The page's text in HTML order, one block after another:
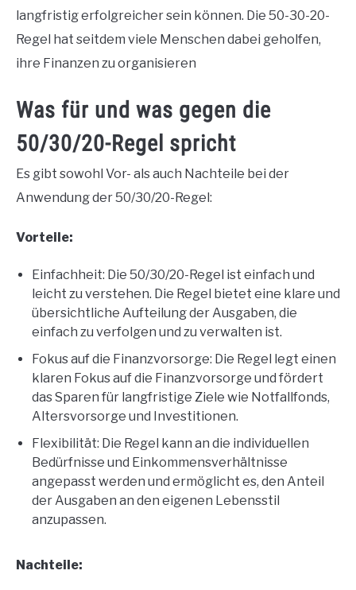
langfristig erfolgreicher sein können. Die 50-30-20-
Regel hat seitdem viele Menschen dabei geholfen,
ihre Finanzen zu organisieren
Was für und was gegen die
50/30/20-Regel spricht
Es gibt sowohl Vor- als auch Nachteile bei der
Anwendung der 50/30/20-Regel:
Vorteile:
Einfachheit: Die 50/30/20-Regel ist einfach und
leicht zu verstehen. Die Regel bietet eine klare und
übersichtliche Aufteilung der Ausgaben, die
einfach zu verfolgen und zu verwalten ist.
Fokus auf die Finanzvorsorge: Die Regel legt einen
klaren Fokus auf die Finanzvorsorge und fördert
das Sparen für langfristige Ziele wie Notfallfonds,
Altersvorsorge und Investitionen.
Flexibilität: Die Regel kann an die individuellen
Bedürfnisse und Einkommensverhältnisse
angepasst werden und ermöglicht es, den Anteil
der Ausgaben an den eigenen Lebensstil
anzupassen.
Nachteile: